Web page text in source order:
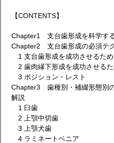
【CONTENTS】
Chapter1 支台歯形成を科学す
Chapter2 支台歯形成の必須テ
1 支台歯形成を成功させるため
2 歯肉縁下形成を成功させるた
3 ポジション・レスト
Chapter3 歯種別・補綴形態別
解説
1 臼歯
2 上顎中切歯
3 上顎犬歯
4 ラミネートベニア